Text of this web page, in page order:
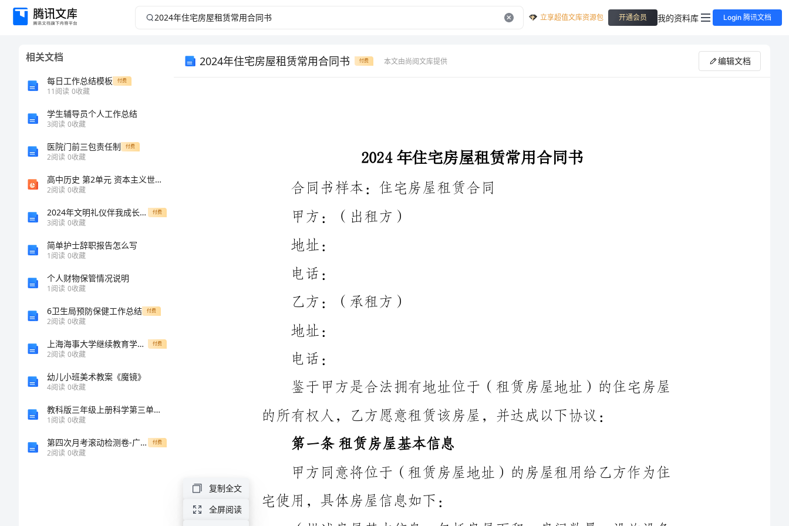
2024
2024
立享超值文库资源包 开通会员 我的资料库 Login 腾讯文档
相关文档
每日工作总结模板 付费
11阅读 0收藏
学生辅导员个人工作总结
3阅读 0收藏
医院门前三包责任制 付费
2阅读 0收藏
高中历史 第2单元 资本主义世界市场的形成和发展 第7课 第一次工业革命课件 新人教版必修2
2阅读 0收藏
2024年文明礼仪伴我成长的演讲稿 付费
3阅读 0收藏
简单护士辞职报告怎么写
1阅读 0收藏
个人财物保管情况说明
1阅读 0收藏
6卫生局预防保健工作总结 付费
2阅读 0收藏
上海海事大学继续教育学院人力资源管理考试题库 付费
2阅读 0收藏
幼儿小班美术教案《魔镜》
4阅读 0收藏
教科版三年级上册科学第三单元天气测试卷及参考答案（满分必刷）
1阅读 0收藏
第四次月考滚动检测卷-广西南宁市第八中学数学七年级上册第三章一元一次方程方程重点解析试卷（含答案详解版） 付费
2阅读 0收藏
2024年住宅房屋租赁常用合同书 付费 本文由尚阅文库提供 编辑文档
第二条租赁期限
合同书样本：住宅房屋租赁合同
乙方：（承租方）
甲方同意将位于（租赁房屋地址）的房屋租用给乙方作为住
（描述房屋基本信息，包括房屋面积、房间数量、设施设备
复制全文
全屏阅读